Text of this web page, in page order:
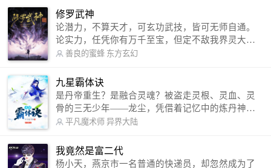
微博：皇甫奇（地址：http://weibo.com/u/25284575
87） QQ交流群：320238210【普通群】 574501330
【VIP订阅群】 欢迎大家关注。
修罗武神
论潜力，不算天才，可玄功武技，皆可无师自通。
论实力，任凭你有万千至宝，但定不敌我界灵大
军。 我是谁？天下众生视我为修罗，却不知，我以
信公众号：善良的蜜蜂后援会）
善良的蜜蜂 东方玄幻
九星霸体诀
是丹帝重生？是融合灵魂？被盗走灵根、灵血、灵
骨的三无少年——龙尘，凭借着记忆中的炼丹神
术，修行神秘功法九星霸体诀，拨开重重迷雾，解
勾搭各色美女，镇压恶鬼邪神。 江湖传闻：龙
尘一到，地吼天啸。龙尘一出，鬼泣神哭。 本
平凡魔术师 异界大陆
我竟然是富二代
杨小天，燕京市一名普通的快递员，却忽然成为了